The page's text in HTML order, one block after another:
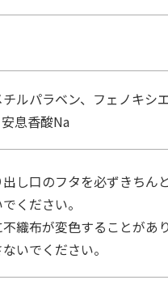
ルパラベン、フェノキ
息香酸Na
し口のフタを必ずきちん
ください。
織布が変色することがあ
いでください。